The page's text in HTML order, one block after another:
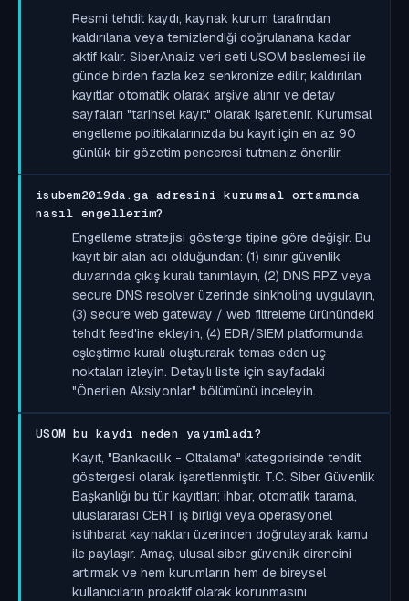
Resmi tehdit kaydı, kaynak kurum tarafından
kaldırılana veya temizlendiği doğrulanana kadar
aktif kalır. SiberAnaliz veri seti USOM beslemesi ile
günde birden fazla kez senkronize edilir; kaldırılan
kayıtlar otomatik olarak arşive alınır ve detay
sayfaları "tarihsel kayıt" olarak işaretlenir. Kurumsal
engelleme politikalarınızda bu kayıt için en az 90
günlük bir gözetim penceresi tutmanız önerilir.
isubem2019da.ga adresini kurumsal ortamımda
nasıl engellerim?
Engelleme stratejisi gösterge tipine göre değişir. Bu
kayıt bir alan adı olduğundan: (1) sınır güvenlik
duvarında çıkış kuralı tanımlayın, (2) DNS RPZ veya
secure DNS resolver üzerinde sinkholing uygulayın,
(3) secure web gateway / web filtreleme ürünündeki
tehdit feed'ine ekleyin, (4) EDR/SIEM platformunda
eşleştirme kuralı oluşturarak temas eden uç
noktaları izleyin. Detaylı liste için sayfadaki
"Önerilen Aksiyonlar" bölümünü inceleyin.
USOM bu kaydı neden yayımladı?
Kayıt, "Bankacılık - Oltalama" kategorisinde tehdit
göstergesi olarak işaretlenmiştir. T.C. Siber Güvenlik
Başkanlığı bu tür kayıtları; ihbar, otomatik tarama,
uluslararası CERT iş birliği veya operasyonel
istihbarat kaynakları üzerinden doğrulayarak kamu
ile paylaşır. Amaç, ulusal siber güvenlik direncini
artırmak ve hem kurumların hem de bireysel
kullanıcıların proaktif olarak korunmasını